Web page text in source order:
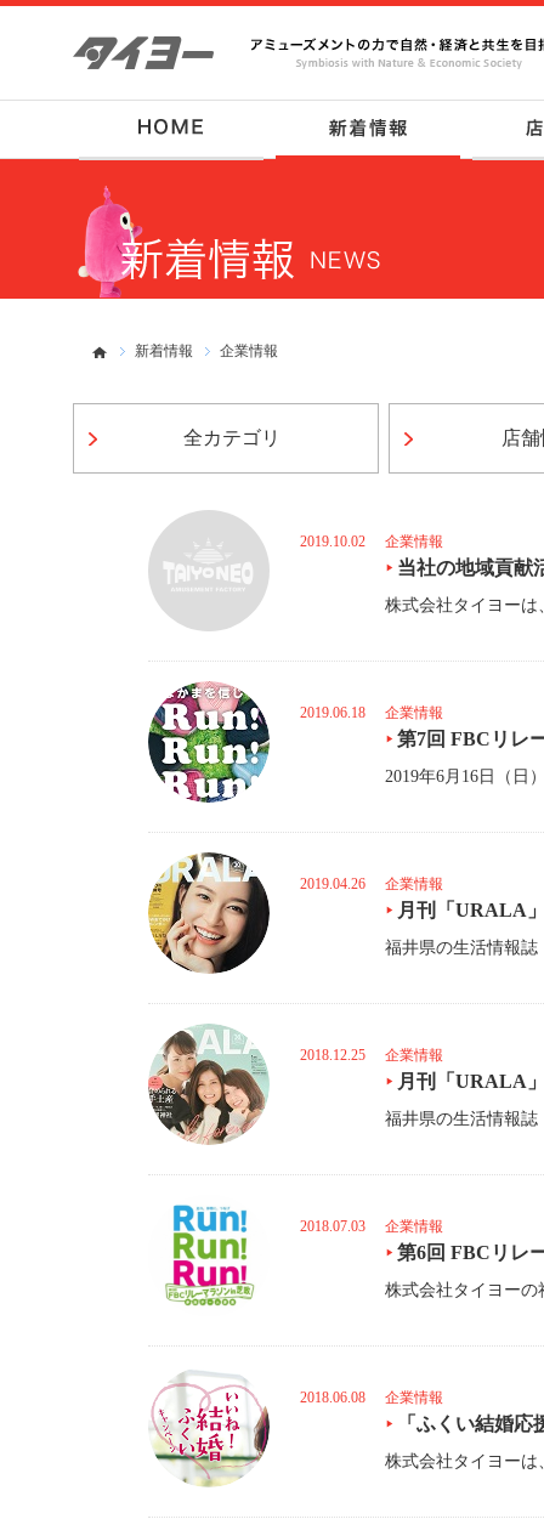
新着情報 企業情報
全カテゴリ 店
2019.10.02 企業情報
当社の地域貢献
2019.06.18 企業情報
第7回 FBCリレ
2019.04.26 企業情報
月刊「URALA
2018.12.25 企業情報
月刊「URALA
2018.07.03 企業情報
第6回 FBCリレ
2018.06.08 企業情報
「ふくい結婚